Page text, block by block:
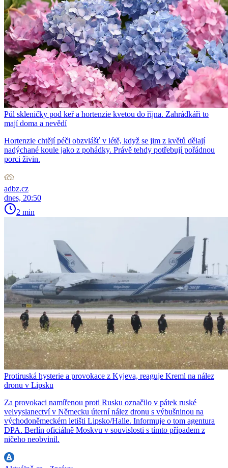
Půl skleničky pod keř a hortenzie kvetou do října. Zahrádkáři to
mají doma a nevědí
Hortenzie chtějí péči obzvlášť v létě, když se jim z květů dělají
nadýchané koule jako z pohádky. Právě tehdy potřebují pořádnou
porci živin.
adbz.cz
dnes, 20:50
2 min
Protiruská hysterie a provokace z Kyjeva, reaguje Kreml na nález
dronu v Lipsku
Za provokaci namířenou proti Rusku označilo v pátek ruské
velvyslanectví v Německu úterní nález dronu s výbušninou na
východoněmeckém letišti Lipsko/Halle. Informuje o tom agentura
DPA. Berlín oficiálně Moskvu v souvislosti s tímto případem z
ničeho neobvinil.